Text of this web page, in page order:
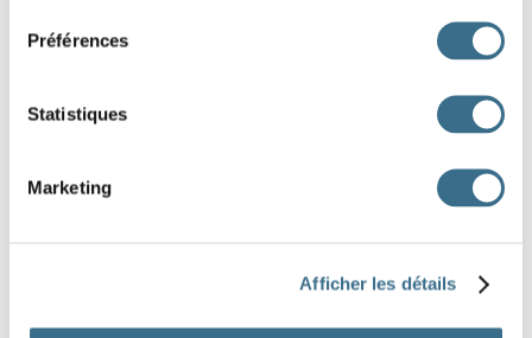
Préférences
Statistiques
Marketing
Afficher les détails